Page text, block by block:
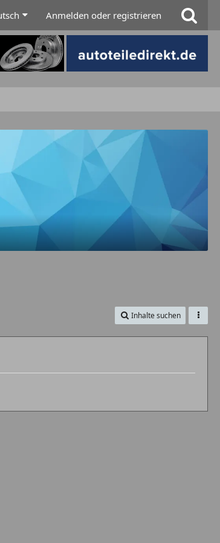
Anmelden oder registrieren
Inhalte suchen